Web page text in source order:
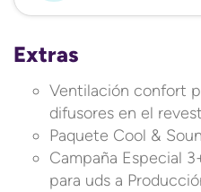
Extras
Ventilación confort
difusores en el
Paquete Cool &
Campaña Especial
para uds a